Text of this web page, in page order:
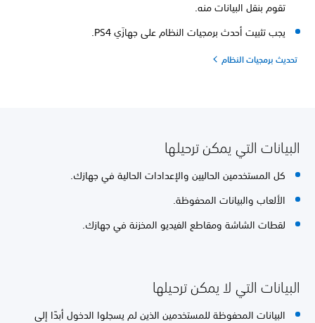
تقوم بنقل البيانات منه.
يجب تثبيت أحدث برمجيات النظام على جهازَي PS4.
تحديث برمجيات النظام
البيانات التي يمكن ترحيلها
كل المستخدمين الحاليين والإعدادات الحالية في جهازك.
الألعاب والبيانات المحفوظة.
لقطات الشاشة ومقاطع الفيديو المخزنة في جهازك.
البيانات التي لا يمكن ترحيلها
البيانات المحفوظة للمستخدمين الذين لم يسجلوا الدخول أبدًا إلى